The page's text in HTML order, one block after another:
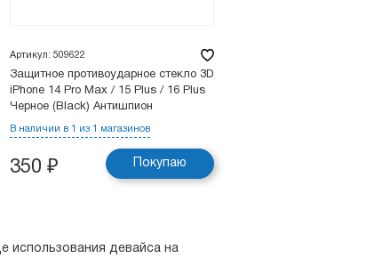
Артикул: 509622
Защитное противоударное стекло 3D
iPhone 14 Pro Max / 15 Plus / 16 Plus
Черное (Black) Антишпион
В наличии в 1 из 1 магазинов
350 ₽ Покупаю
использования девайса на